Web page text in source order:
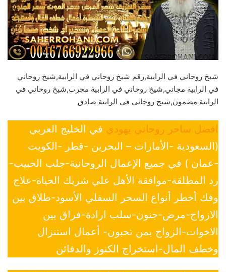
شيخ روحاني في الرابية,رقم شيخ روحاني في الرابية,شيخ روحاني
في الرابية مجاني,شيخ روحاني في الرابية مجرب,شيخ روحاني في
الرابية مضمون,شيخ روحاني في الرابية صادق
افضل ساحر روحاني يهودي في الخليج العربي
(السعودية -الأمارات – البحرين -قطر -الكويت
-عمان ) في جميع الإعمال الروحانية-جلب الحبيب-
رد المطلقة-موافقة الأهل علي شريك الحياة-علاج
وفك أخطر أنواع السحر السفلي الأسود-طلاق بين
الازواج-مرض-جنون-سلب ارادة-فراق بين
الاخوات-الزواج بمن تحبون- أعمال استنزال
وخطف المال-استخراج الكنوز والدفائن